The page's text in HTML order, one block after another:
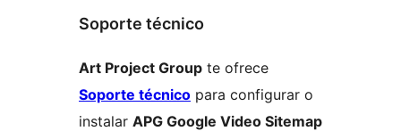
Soporte técnico
Art Project Group te ofrece
Soporte técnico para configurar o
instalar APG Google Video Sitemap